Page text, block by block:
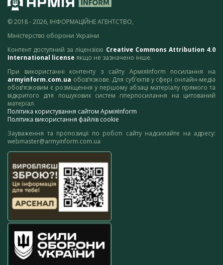
© 2018 - 2026, ІНФОРМАЦІЙНЕ АГЕНТСТВО,
Міністерство оборони України
Контент доступний за ліцензією Creative Commons Attribution 4.0
International license якщо не зазначено інше.
При використанні контенту з сайту АрміяInform посилання на
armyinform.com.ua обов’язкове. Для суб’єктів у сфері онлайн-медіа
обов’язковим є розміщення у першому абзаці матеріалу прямого та
відкритого для пошукових систем гіперпосилання на цитований
матеріал.
Політика користування сайтом АрміяInform
Політика використання файлів cookie
Зауваження та пропозиції по роботі сайту надсилайте на адресу:
webmaster@armyinform.com.ua